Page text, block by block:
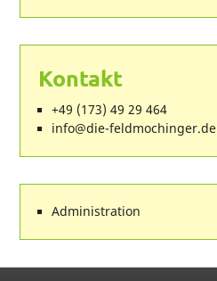
Kontakt
+49 (173) 49 29 464
ed.regnihcomdlef-eid@ofni
Administration